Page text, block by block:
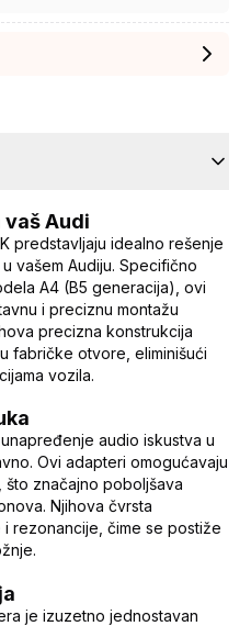
vaš Audi
predstavljaju idealno rešenje
vašem Audiju. Specifično
A4 (B5 generacija), ovi
i preciznu montažu
precizna konstrukcija
fabričke otvore, eliminišući
vozila.
audio iskustva u
Ovi adapteri omogućavaju
što značajno poboljšava
Njihova čvrsta
rezonancije, čime se postiže
je izuzetno jednostavan